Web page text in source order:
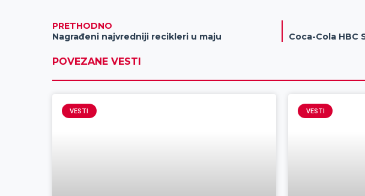
PRETHODNO
Nagrađeni najvredniji recikleri u maju
POVEZANE VESTI
VESTI VESTI